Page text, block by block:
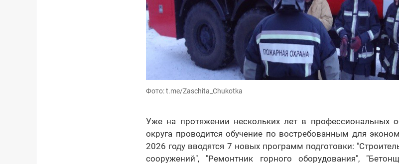
Фото: t.me/Zaschita_Chukotka
Уже на протяжении нескольких лет в профессиональных
округа проводится обучение по востребованным для
2026 году вводятся 7 новых программ подготовки:
сооружений", "Ремонтник горного оборудования",